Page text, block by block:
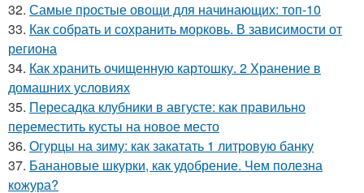
32. Самые простые овощи для начинающих: топ-10
33. Как собрать и сохранить морковь. В зависимости от
региона
34. Как хранить очищенную картошку. 2 Хранение в
домашних условиях
35. Пересадка клубники в августе: как правильно
переместить кусты на новое место
36. Огурцы на зиму: как закатать 1 литровую банку
37. Банановые шкурки, как удобрение. Чем полезна
кожура?